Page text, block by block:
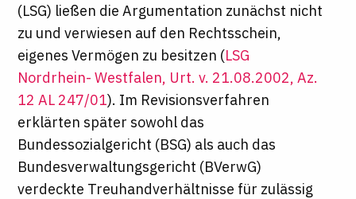
(LSG) ließen die Argumentation zunächst nicht
zu und verwiesen auf den Rechtsschein,
eigenes Vermögen zu besitzen (LSG
Nordrhein- Westfalen, Urt. v. 21.08.2002, Az.
12 AL 247/01). Im Revisionsverfahren
erklärten später sowohl das
Bundessozialgericht (BSG) als auch das
Bundesverwaltungsgericht (BVerwG)
verdeckte Treuhandverhältnisse für zulässig